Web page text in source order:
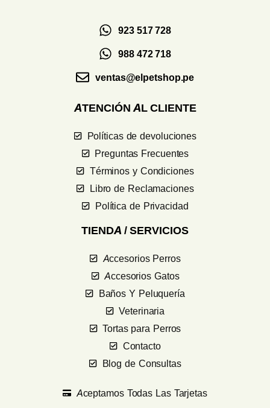
923 517 728
988 472 718
ventas@elpetshop.pe
ATENCIÓN AL CLIENTE
Políticas de devoluciones
Preguntas Frecuentes
Términos y Condiciones
Libro de Reclamaciones
Política de Privacidad
TIENDA / SERVICIOS
Accesorios Perros
Accesorios Gatos
Baños Y Peluquería
Veterinaria
Tortas para Perros
Contacto
Blog de Consultas
Aceptamos Todas Las Tarjetas